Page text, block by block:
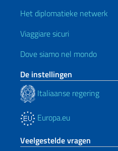
Het diplomatieke netwerk
Viaggiare sicuri
Dove siamo nel mondo
De instellingen
Italiaanse regering
Europa.eu
Veelgestelde vragen